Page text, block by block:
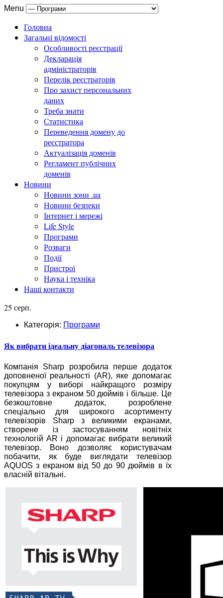
Menu
Головна
Загальні відомості
Особливості реєстрації
Декларація
адміністраторів
Перелік реєстраторів
Про захист персональних
даних
Треба знати
Статистика
Переведення домену до
реєстратора
Актуалізація доменів
Регламент публічних
доменів
Новини
Новини зони .ua
Новини безпеки
Інтернет і мережі
Life Style
Програми
Розваги
Події
Пристрої
Наука і техніка
Наші контакти
25 серп.
Категорія: Програми
Як вибрати ідеальну діагональ телевізора
Компанія Sharp розробила перше додаток
доповненої реальності (AR), яке допомагає
покупцям у виборі найкращого розміру
телевізора з екраном 50 дюймів і більше. Це
безкоштовне додаток, розроблене
спеціально для широкого асортименту
телевізорів Sharp з великими екранами,
створене із застосуванням новітніх
технологій AR і допомагає вибрати великий
телевізор. Воно дозволяє користувачам
побачити, як буде виглядати телевізор
AQUOS з екраном від 50 до 90 дюймів в їх
власній вітальні.